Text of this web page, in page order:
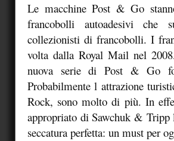
Le macchine Post & Go
francobolli autoadesivi che
collezionisti di francobolli. I
volta dalla Royal Mail nel
nuova serie di Post & Go
Probabilmente l attrazione
Rock, sono molto di più. In
appropriato di Sawchuk & Tripp
seccatura perfetta: un must per